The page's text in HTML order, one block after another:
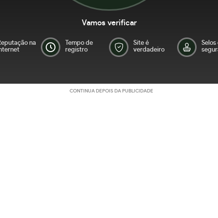
Vamos verificar
na
Tempo de
registro
Site é
verdadeiro
Selos
CONTINUA DEPOIS DA PUBLICIDADE